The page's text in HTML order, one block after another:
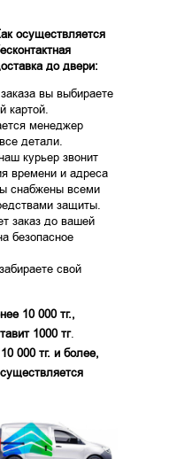
осуществляется
до двери:
вы выбираете
картой.
менеджер
детали.
курьер звонит
времени и адреса
снабжены всеми
защиты.
заказ до вашей
безопасное
свой
10 000 тг.,
1000 тг.
000 тг. и более,